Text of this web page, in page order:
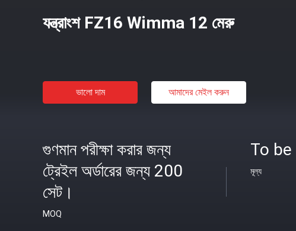
যন্ত্রাংশ FZ16 Wimma 12 মেরু
ভালো দাম আমাদের মেইল ​​করুন
গুণমান পরীক্ষা করার জন্য
ট্রেইল অর্ডারের জন্য 200
সেট।
MOQ
To
মূল্য